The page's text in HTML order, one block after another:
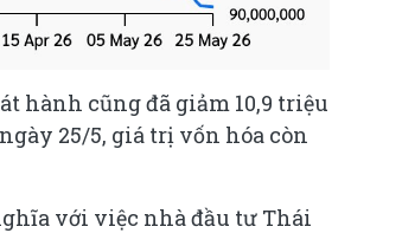
hành cũng đã giảm 10,9 triệu
25/5, giá trị vốn hóa còn
với việc nhà đầu tư Thái